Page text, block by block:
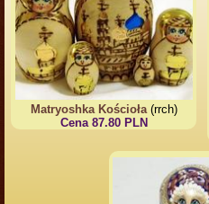
Matryoshka Kościoła(rrch)
Cena 87.80 PLN